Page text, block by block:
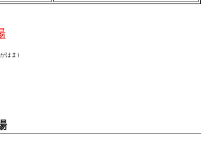
はま）
場